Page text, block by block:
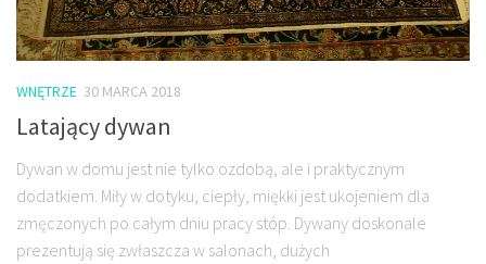
WNĘTRZE 30 MARCA 2018
Latający dywan
Dywan w domu jest nie tylko ozdobą, ale i praktycznym
dodatkiem. Miły w dotyku, ciepły, miękki jest ukojeniem dla
zmęczonych po całym dniu pracy stóp. Dywany doskonale
prezentują się zwłaszcza w salonach, dużych